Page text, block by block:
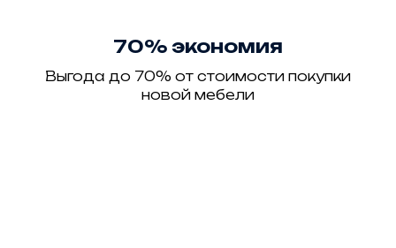
70% экономия
Выгода до 70% от стоимости покупки
новой мебели